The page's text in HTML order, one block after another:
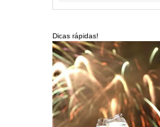
Dicas rápidas!